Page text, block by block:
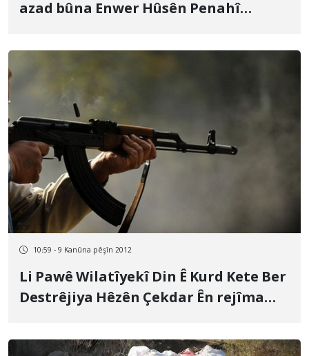
azad bûna Enwer Hûsên Penahî
10:59 - 9 Kanûna pêşîn 2012
Li Pawê Wilatîyekî Din Ê Kurd Kete Ber
Destrêjiya Hêzên Çekdar Ên rejîma